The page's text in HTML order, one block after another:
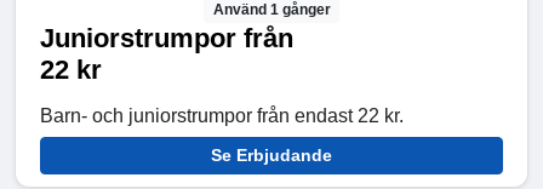
Använd 1 gånger
Juniorstrumpor från
22 kr
Barn- och juniorstrumpor från endast 22 kr.
Se Erbjudande